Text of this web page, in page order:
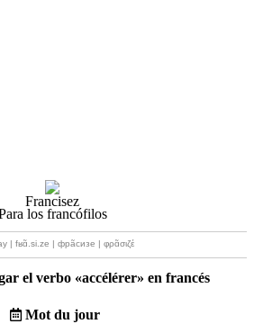
Francisez
los francófilos
| fʁɑ̃.si.ze | фрãсизе | φρɑ̃σιζέ
el verbo «accélérer» en francés
Mot du jour